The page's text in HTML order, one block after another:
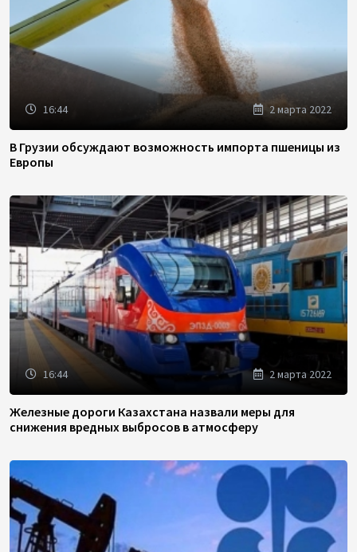
16:44 2 марта 2022
В Грузии обсуждают возможность импорта пшеницы из
Европы
16:44 2 марта 2022
Железные дороги Казахстана назвали меры для
снижения вредных выбросов в атмосферу